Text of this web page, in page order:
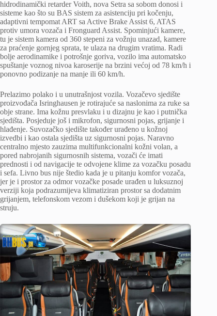
hidrodinamički retarder Voith, nova Setra sa sobom donosi i
sisteme kao što su BAS sistem za asistenciju pri kočenju,
adaptivni tempomat ART sa Active Brake Assist 6, ATAS
protiv umora vozača i Fronguard Assist. Spominjući kamere,
tu je sistem kamera od 360 stepeni za vožnju unazad, kamere
za praćenje gornjeg sprata, te ulaza na drugim vratima. Radi
bolje aerodinamike i potrošnje goriva, vozilo ima automatsko
spuštanje voznog nivoa karoserije na brzini većoj od 78 km/h i
ponovno podizanje na manje ili 60 km/h.
Prelazimo polako i u unutrašnjost vozila. Vozačevo sjedište
proizvođača Isringhausen je rotirajuće sa naslonima za ruke sa
obje strane. Ima kožnu presvlaku i u dizajnu je kao i putnička
sjedišta. Posjeduje još i mikrofon, sigurnosni pojas, grijanje i
hlađenje. Suvozačko sjedište također urađeno u kožnoj
izvedbi i kao ostala sjedišta uz sigurnosni pojas. Naravno
centralno mjesto zauzima multifunkcionalni kožni volan, a
pored nabrojanih sigurnosnih sistema, vozači će imati
prednosti i od navigacije te odvojene klime za vozačku posadu
i sefa. Livno bus nije štedio kada je u pitanju komfor vozača,
jer je i prostor za odmor vozačke posade urađen u luksuznoj
verziji koja podrazumijeva klimatiziran prostor sa dodatnim
grijanjem, telefonskom vezom i dušekom koji je grijan na
struju.